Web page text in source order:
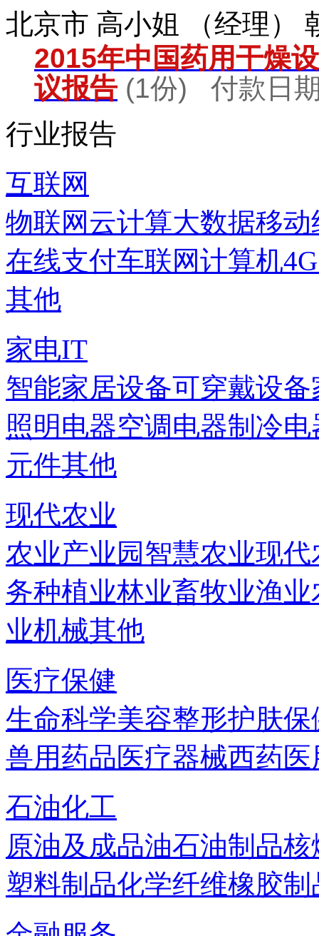
北京市 高小姐 （经理）
2015年中国药用干燥
议报告 (1份) 付款日
行业报告
互联网
物联网 云计算大数据移动
在线支付车联网计算机
其他
家电IT
智能家居设备可穿戴设备
照明电器空调电器制冷电
元件其他
现代农业
农业产业园智慧农业现代
务种植业林业畜牧业渔业
业机械其他
医疗保健
生命科学美容整形护肤保
兽用药品医疗器械西药
石油化工
原油及成品油石油制品核
塑料制品化学纤维橡胶制